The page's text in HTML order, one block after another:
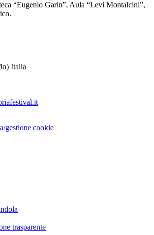
“Eugenio Garin”, Aula “Levi Montalcini”,
Italia
gestione cookie
trasparente